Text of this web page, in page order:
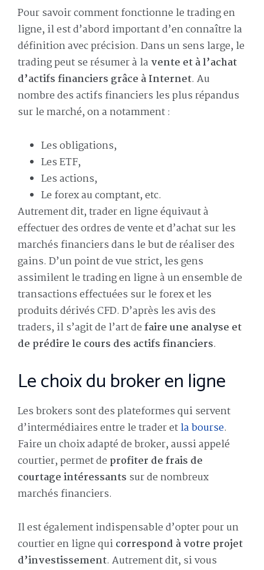
Pour savoir comment fonctionne le trading en
ligne, il est d’abord important d’en connaître la
définition avec précision. Dans un sens large, le
trading peut se résumer à la vente et à l’achat
d’actifs financiers grâce à Internet. Au
nombre des actifs financiers les plus répandus
sur le marché, on a notamment :
Les obligations,
Les ETF,
Les actions,
Le forex au comptant, etc.
Autrement dit, trader en ligne équivaut à
effectuer des ordres de vente et d’achat sur les
marchés financiers dans le but de réaliser des
gains. D’un point de vue strict, les gens
assimilent le trading en ligne à un ensemble de
transactions effectuées sur le forex et les
produits dérivés CFD. D’après les avis des
traders, il s’agit de l’art defaire une analyse et
de prédire le cours des actifs financiers.
Le choix du broker en ligne
Les brokers sont des plateformes qui servent
d’intermédiaires entre le trader etla bourse.
Faire un choix adapté de broker, aussi appelé
courtier, permet de profiter de frais de
courtage intéressants sur de nombreux
marchés financiers.
Il est également indispensable d’opter pour un
courtier en ligne quicorrespond à votre projet
d’investissement. Autrement dit, si vous